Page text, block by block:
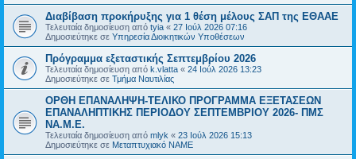
Διαβίβαση προκήρυξης για 1 θέση μέλους ΣΑΠ της ΕΘΑΑΕ
Τελευταία δημοσίευση από tyia « 27 Ιούλ 2026 07:16
Δημοσιεύτηκε σε Υπηρεσία Διοικητικών Υποθέσεων
Πρόγραμμα εξεταστικής Σεπτεμβρίου 2026
Τελευταία δημοσίευση από k.vlatta « 24 Ιούλ 2026 13:23
Δημοσιεύτηκε σε Τμήμα Ναυτιλίας
ΟΡΘΗ ΕΠΑΝΑΛΗΨΗ-ΤΕΛΙΚΟ ΠΡΟΓΡΑΜΜΑ ΕΞΕΤΑΣΕΩΝ
ΕΠΑΝΑΛΗΠΤΙΚΗΣ ΠΕΡΙΟΔΟΥ ΣΕΠΤΕΜΒΡΙΟΥ 2026- ΠΜΣ
ΝΑ.Μ.Ε.
Τελευταία δημοσίευση από mlyk « 23 Ιούλ 2026 15:13
Δημοσιεύτηκε σε Μεταπτυχιακό ΝΑΜΕ